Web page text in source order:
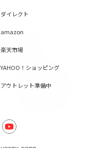
ダイレクト
amazon
楽天市場
YAHOO！ショッピング
アウトレット準備中